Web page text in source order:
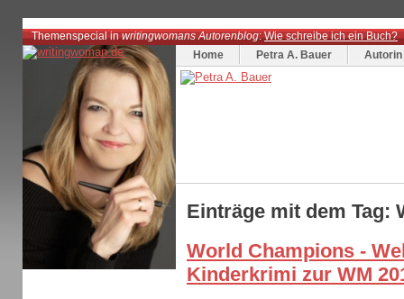
Themenspecial inwritingwomans Autorenblog:Wie schreibe ich ein Buch?
Home
Petra A. Bauer Autorin
Einträge mit dem Tag:
World Champions -
Kinderkrimi zur WM